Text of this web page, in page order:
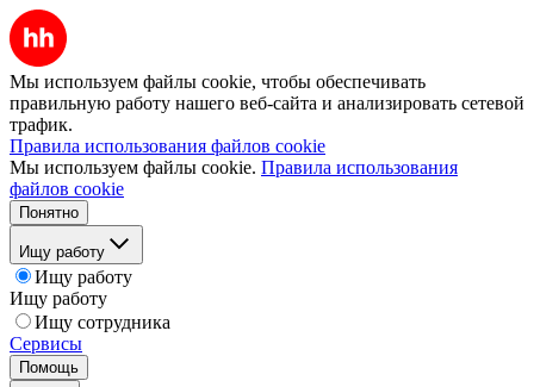
Мы используем файлы cookie, чтобы обеспечивать
правильную работу нашего веб-сайта и анализировать сетевой
трафик.
Правила использования файлов cookie
Мы используем файлы cookie. Правила использования
файлов cookie
Понятно
Ищу работу
Ищу работу
Ищу работу
Ищу сотрудника
Сервисы
Помощь